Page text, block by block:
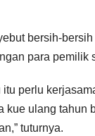
bersih-
para pemilik
perlu
kue ulang
tuturnya.